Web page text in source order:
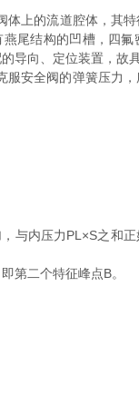
上的流道腔体，其
尾结构的凹槽，四氟
导向、定位装置，故
全阀的弹簧压力，
内压力PL×S之和正
二个特征峰点B。